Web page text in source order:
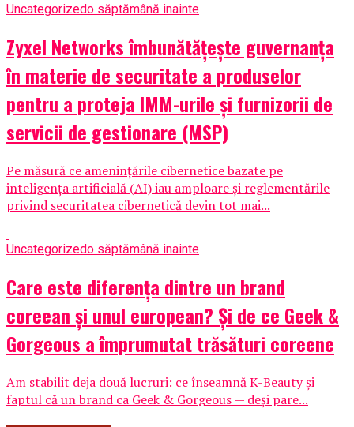
Uncategorizedo săptămână inainte
Zyxel Networks îmbunătățește guvernanța
în materie de securitate a produselor
pentru a proteja IMM-urile și furnizorii de
servicii de gestionare (MSP)
Pe măsură ce amenințările cibernetice bazate pe
inteligența artificială (AI) iau amploare și reglementările
privind securitatea cibernetică devin tot mai...
Uncategorizedo săptămână inainte
Care este diferența dintre un brand
coreean și unul european? Și de ce Geek &
Gorgeous a împrumutat trăsături coreene
Am stabilit deja două lucruri: ce înseamnă K-Beauty și
faptul că un brand ca Geek & Gorgeous — deși pare...